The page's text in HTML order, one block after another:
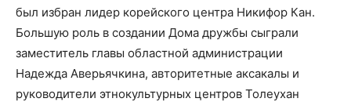
был избран лидер корейского центра Никифор Кан.
Большую роль в создании Дома дружбы сыграли
заместитель главы областной администрации
Надежда Аверьячкина, авторитетные аксакалы и
руководители этнокультурных центров Толеухан